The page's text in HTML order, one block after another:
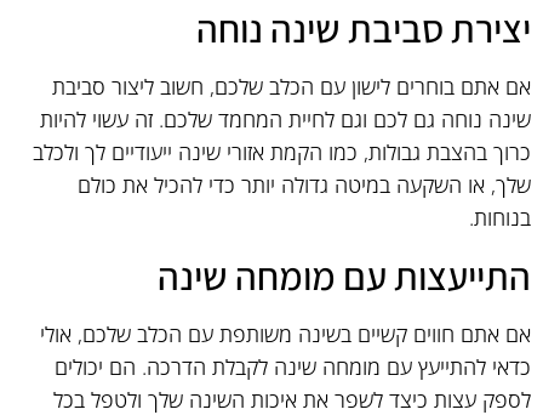
יצירת סביבת שינה נוחה
אם אתם בוחרים לישון עם הכלב שלכם, חשוב ליצור סביבת
שינה נוחה גם לכם וגם לחיית המחמד שלכם. זה עשוי להיות
כרוך בהצבת גבולות, כמו הקמת אזורי שינה ייעודיים לך ולכלב
שלך, או השקעה במיטה גדולה יותר כדי להכיל את כולם
בנוחות.
התייעצות עם מומחה שינה
אם אתם חווים קשיים בשינה משותפת עם הכלב שלכם, אולי
כדאי להתייעץ עם מומחה שינה לקבלת הדרכה. הם יכולים
לספק עצות כיצד לשפר את איכות השינה שלך ולטפל בכל